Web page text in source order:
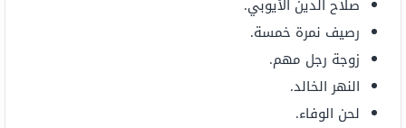
صلاح الدين الأيوبي.
رصيف نمرة خمسة.
زوجة رجل مهم.
النهر الخالد.
لحن الوفاء.